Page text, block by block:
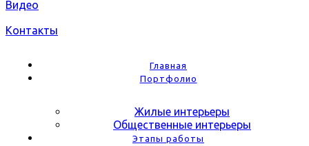
Видео
Контакты
Главная
Портфолио
Жилые интерьеры
Общественные интерьеры
Этапы работы